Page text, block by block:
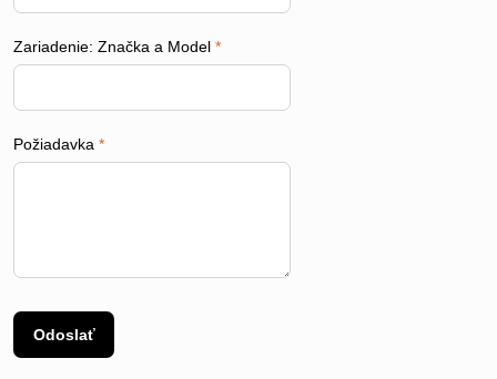
Zariadenie: Značka a Model *
Požiadavka *
Odoslať